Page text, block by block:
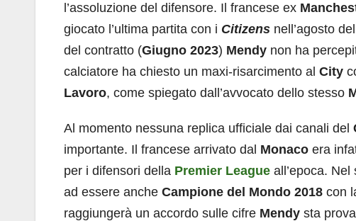
l’assoluzione del difensore. Il francese ex
giocato l’ultima partita con i Citizens nell’agosto del
del contratto (Giugno 2023) Mendy non ha
calciatore ha chiesto un maxi-risarcimento al City
Lavoro, come spiegato dall’avvocato dello stesso
Al momento nessuna replica ufficiale dai canali del
importante. Il francese arrivato dal Monaco era
per i difensori della Premier League all’epoca. Nel
ad essere anche Campione del Mondo 2018 con
raggiungerà un accordo sulle cifre Mendy sta